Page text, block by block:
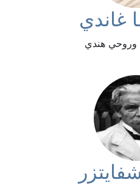
غاندي
وروحي هندي